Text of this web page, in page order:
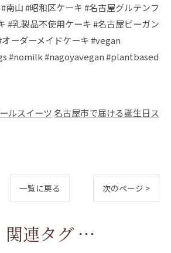
南山 #昭和区ケーキ #名古屋グルテンフ
#乳製品不使用ケーキ #名古屋ビーガン
ーダーメイドケーキ #vegan
#nomilk #nagoyavegan #plantbased
ルスイーツ名古屋市で届ける誕生日ス
一覧に戻る 次のページ >
関連タグ